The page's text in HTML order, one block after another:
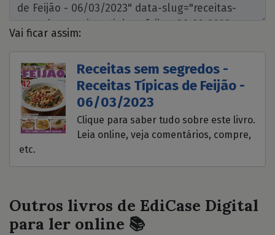
Vai ficar assim:
Receitas sem segredos -
Receitas Típicas de Feijão -
06/03/2023
Clique para saber tudo sobre este livro.
Leia online, veja comentários, compre,
etc.
Outros livros de EdiCase Digital
para ler online 📚